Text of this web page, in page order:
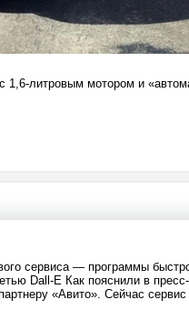
1,6-литровым мотором и
сервиса — программы
Dall-E Как пояснили в
«Авито». Сейчас сервис